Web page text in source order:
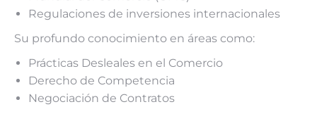
Regulaciones de inversiones internacionales
Su profundo conocimiento en áreas como:
Prácticas Desleales en el Comercio
Derecho de Competencia
Negociación de Contratos